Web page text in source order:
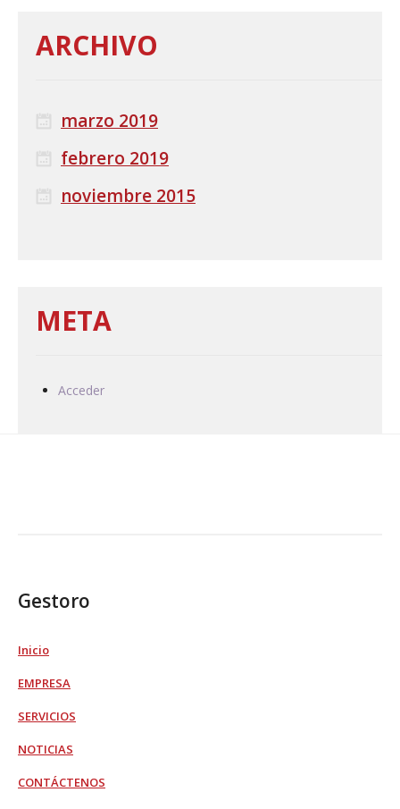
ARCHIVO
marzo 2019
febrero 2019
noviembre 2015
META
Acceder
Gestoro
Inicio
EMPRESA
SERVICIOS
NOTICIAS
CONTÁCTENOS